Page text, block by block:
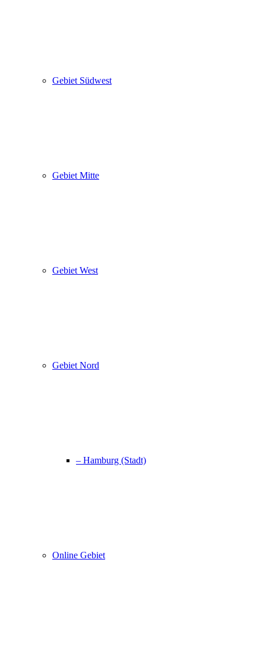
Gebiet Südwest
Gebiet Mitte
Gebiet West
Gebiet Nord
– Hamburg (Stadt)
Online Gebiet